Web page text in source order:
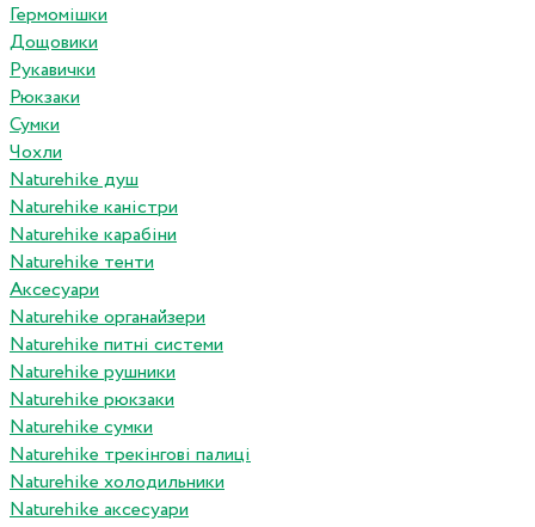
Гермомішки
Дощовики
Рукавички
Рюкзаки
Сумки
Чохли
Naturehike душ
Naturehike каністри
Naturehike карабіни
Naturehike тенти
Аксесуари
Naturehike органайзери
Naturehike питні системи
Naturehike рушники
Naturehike рюкзаки
Naturehike сумки
Naturehike трекінгові палиці
Naturehike холодильники
Naturehike аксесуари